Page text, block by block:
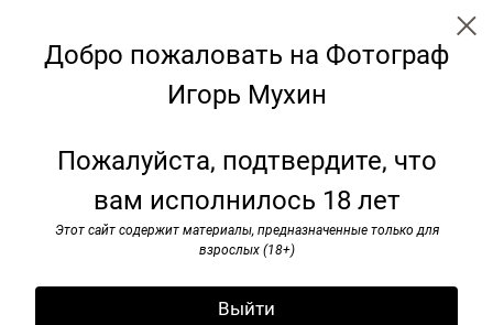
Добро пожаловать на Фотограф
Игорь Мухин
Пожалуйста, подтвердите, что
вам исполнилось 18 лет
Этот сайт содержит материалы, предназначенные только для
взрослых (18+)
Выйти
Моя Мoсква